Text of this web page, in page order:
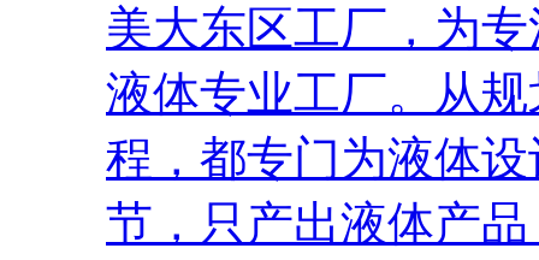
美大东区工厂，为
液体专业工厂。从
程，都专门为液体
节，只产出液体产